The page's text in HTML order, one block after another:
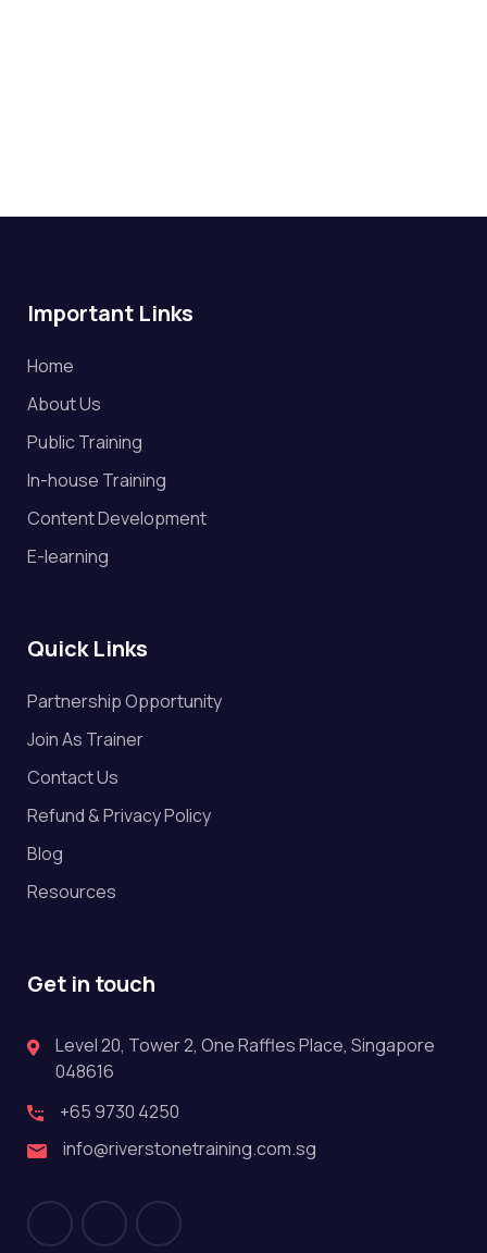
Important Links
Home
About Us
Public Training
In-house Training
Content Development
E-learning
Quick Links
Partnership Opportunity
Join As Trainer
Contact Us
Refund & Privacy Policy
Blog
Resources
Get in touch
Level 20, Tower 2, One Raffles Place, Singapore
048616
+65 9730 4250
info@riverstonetraining.com.sg